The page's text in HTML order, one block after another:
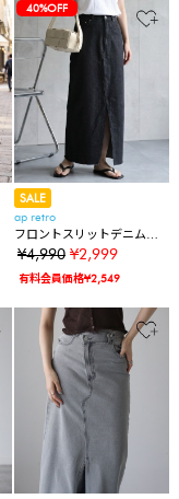
40%OFF
SALE
ap retro
フロントスリットデニムタ
イトスカート
¥4,990 ¥2,999
有料会員価格¥2,549